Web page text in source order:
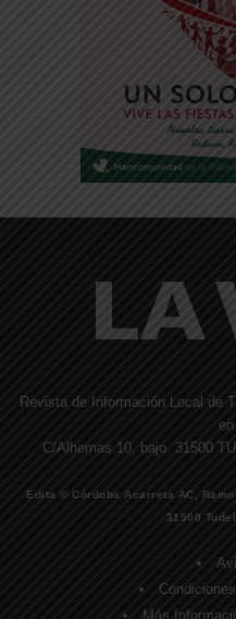
Revista de Información Local de
C/Alhemas 10, bajo. 31500
Edita © Córdoba Acarreta AC,
31500
Más